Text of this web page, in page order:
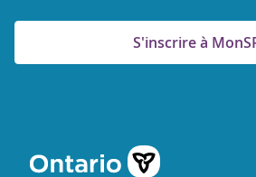
S'inscrire à